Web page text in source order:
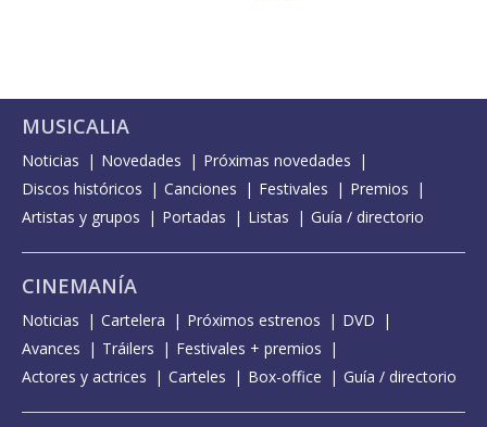
MUSICALIA
Noticias Novedades
Próximas novedades
Discos históricos
Canciones Festivales
Premios
Artistas y grupos
Portadas Listas Guía / directorio
CINEMANÍA
Noticias Cartelera Próximos estrenos
DVD
Avances
Tráilers
Festivales + premios
Actores y actrices
Carteles Box-office Guía / directorio